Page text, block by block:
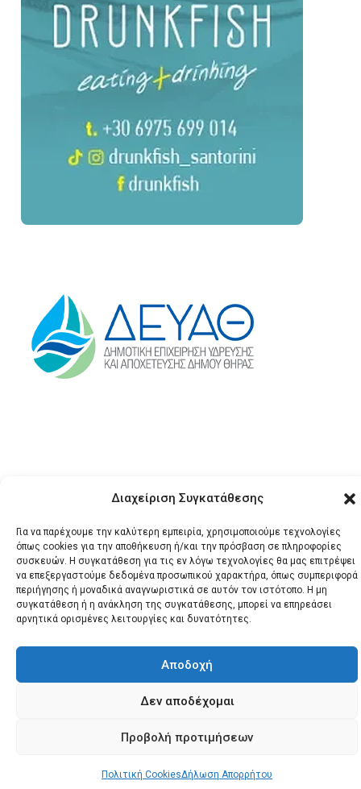
Διαχείριση Συγκατάθεσης
Για να παρέχουμε την καλύτερη εμπειρία, χρησιμοποιούμε τεχνολογίες
όπως cookies για την αποθήκευση ή/και την πρόσβαση σε πληροφορίες
συσκευών. Η συγκατάθεση για τις εν λόγω τεχνολογίες θα μας επιτρέψει
να επεξεργαστούμε δεδομένα προσωπικού χαρακτήρα, όπως συμπεριφορά
περιήγησης ή μοναδικά αναγνωριστικά σε αυτόν τον ιστότοπο. Η μη
συγκατάθεση ή η ανάκληση της συγκατάθεσης, μπορεί να επηρεάσει
αρνητικά ορισμένες λειτουργίες και δυνατότητες.
Αποδοχή
Δεν αποδέχομαι
Προβολή προτιμήσεων
Πολιτική CookiesΔήλωση Απορρήτου
© 2026 Santonews - Όλα
τα δικαιώματα
κατοχυρωμένα.